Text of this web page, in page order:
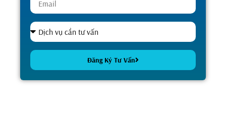
Đăng Ký Tư Vấn
Alternative: